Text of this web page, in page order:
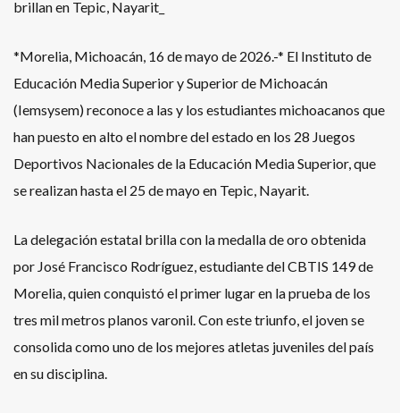
brillan en Tepic, Nayarit_
*Morelia, Michoacán, 16 de mayo de 2026.-* El Instituto de
Educación Media Superior y Superior de Michoacán
(Iemsysem) reconoce a las y los estudiantes michoacanos que
han puesto en alto el nombre del estado en los 28 Juegos
Deportivos Nacionales de la Educación Media Superior, que
se realizan hasta el 25 de mayo en Tepic, Nayarit.
La delegación estatal brilla con la medalla de oro obtenida
por José Francisco Rodríguez, estudiante del CBTIS 149 de
Morelia, quien conquistó el primer lugar en la prueba de los
tres mil metros planos varonil. Con este triunfo, el joven se
consolida como uno de los mejores atletas juveniles del país
en su disciplina.